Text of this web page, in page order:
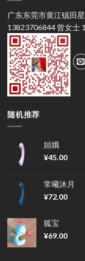
广东东莞市黄江镇田
13823706844 曾女士
随机推荐
姮娥
¥45.00
常曦沐月
¥72.00
狐宝
¥69.00